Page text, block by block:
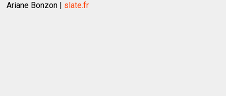
Ariane Bonzon | slate.fr